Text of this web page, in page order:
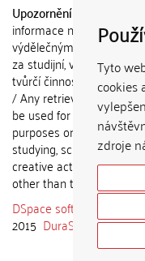
Tyto
cookies
zdroje
Upozornění / Notice:
informace nemohou být
výdělečným účelům
za studijní, vědeckou
tvůrčí činnost jiné osoby
/ Any retrieved
be used for any
purposes or claimed as
studying, scientific or
creative activities of any
other than the author.
DSpace software
2015 DuraSpace